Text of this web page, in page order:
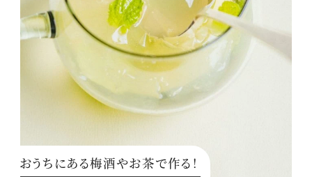
おうちにある梅酒やお茶で作る！